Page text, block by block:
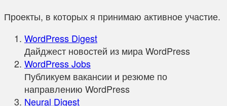
Проекты, в которых я принимаю активное участие.
WordPress Digest
Дайджест новостей из мира WordPress
WordPress Jobs
Публикуем вакансии и резюме по
направлению WordPress
Neural Digest